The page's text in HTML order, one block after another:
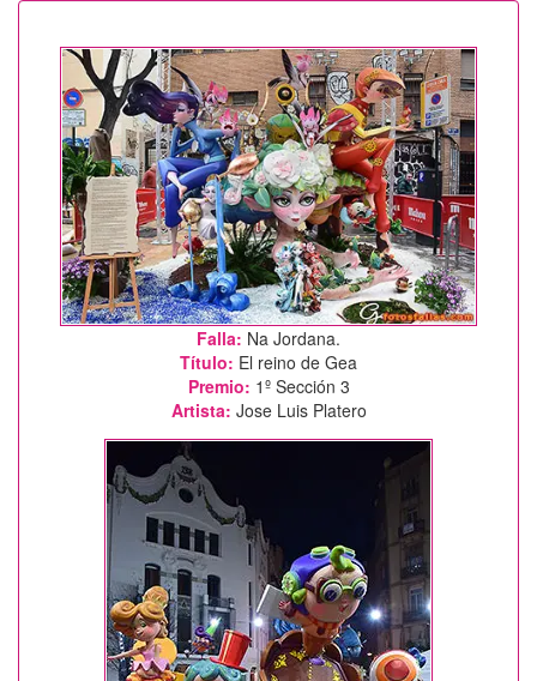
Falla: Na Jordana.
Título: El reino de Gea
Premio: 1º Sección 3
Artista: Jose Luis Platero